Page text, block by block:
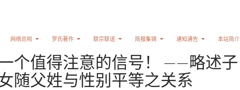
网络总祠 罗氏著作 联宗联谊 简报集锦 通知通告 本站简介
个值得注意的信号！ ——略述子
随父姓与性别平等之关系